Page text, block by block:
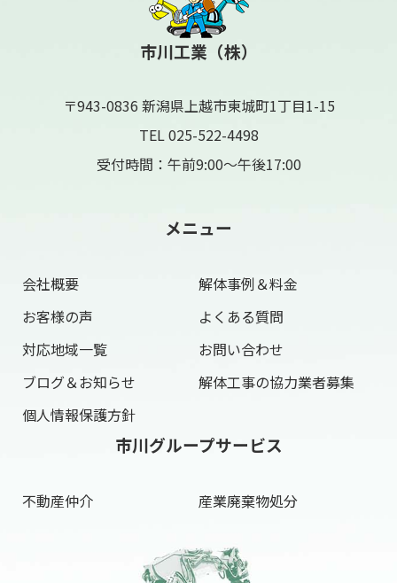
市川工業（株）
〒943-0836 新潟県上越市東城町1丁目1-15
TEL 025-522-4498
受付時間：午前9:00〜午後17:00
メニュー
会社概要
解体事例＆料金
お客様の声
よくある質問
対応地域一覧
お問い合わせ
ブログ＆お知らせ
解体工事の協力業者募集
個人情報保護方針
市川グループサービス
不動産仲介 産業廃棄物処分